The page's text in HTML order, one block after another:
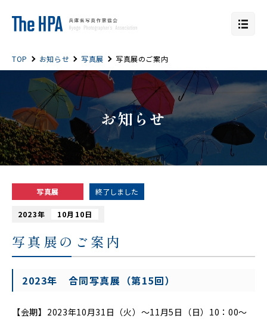
TOP お知らせ 写真展 写真展のご案内
お知らせ
写真展 終了しました
2023年 10月10日
写真展のご案内
2023年 合同写真展（第15回）
【会期】2023年10月31日（火）～11月5日（日）10：00～